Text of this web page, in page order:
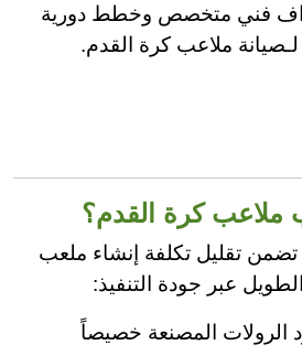
فني متخصص وخطط دورية
لـصيانة ملاعب كرة القدم.
ملاعب كرة القدم؟
تضمن تقليل تكلفة إنشاء ملعب
عبر جودة التنفيذ:
الرولات المصنعة خصيصاً